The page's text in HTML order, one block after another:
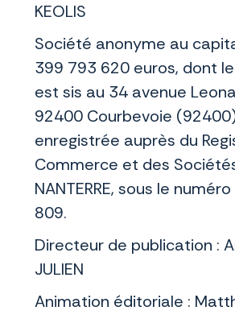
KEOLIS
Société anonyme au
399 793 620 euros, dont
est sis au 34 avenue
92400 Courbevoie
enregistrée auprès du
Commerce et des
NANTERRE, sous le
809.
Directeur de publication :
JULIEN
Animation éditoriale :